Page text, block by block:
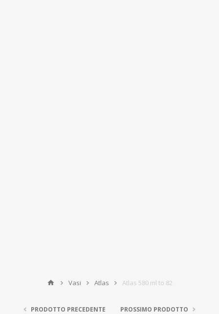
Vasi Atlas Atlas 580 ml to 82
PRODOTTO PRECEDENTE PROSSIMO PRODOTTO